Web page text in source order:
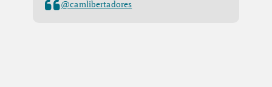
@camlibertadores